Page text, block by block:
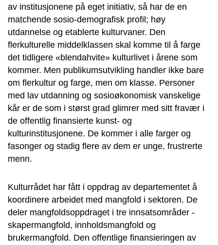
av institusjonene på eget initiativ, så har de en
matchende sosio-demografisk profil; høy
utdannelse og etablerte kulturvaner. Den
flerkulturelle middelklassen skal komme til å farge
det tidligere «blendahvite» kulturlivet i årene som
kommer. Men publikumsutvikling handler ikke bare
om flerkultur og farge, men om klasse. Personer
med lav utdanning og sosioøkonomisk vanskelige
kår er de som i størst grad glimrer med sitt fravær i
de offentlig finansierte kunst- og
kulturinstitusjonene. De kommer i alle farger og
fasonger og stadig flere av dem er unge, frustrerte
menn.
Kulturrådet har fått i oppdrag av departementet å
koordinere arbeidet med mangfold i sektoren. De
deler mangfoldsoppdraget i tre innsatsområder -
skapermangfold, innholdsmangfold og
brukermangfold. Den offentlige finansieringen av